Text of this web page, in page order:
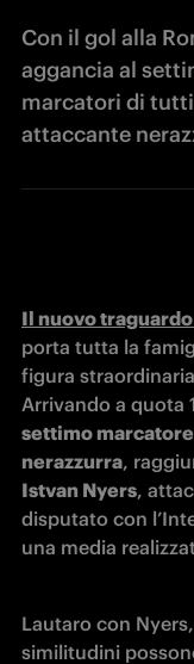
Con il gol alla
aggancia al
marcatori di
attaccante
Il nuovo
porta tutta la
figura
Arrivando a quota
settimo
nerazzurra
Istvan Nyers,
disputato con
una media
Lautaro con
similitudini